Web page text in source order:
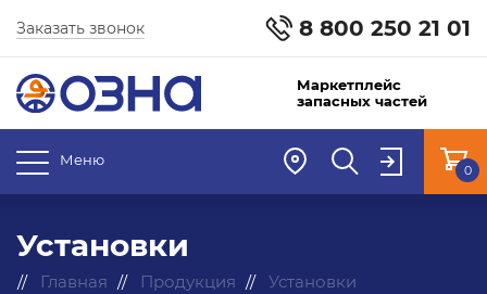
8 800 250 21 01
Заказать звонок
Маркетплейс
запасных частей
Меню
0
Установки
Главная Продукция Установки